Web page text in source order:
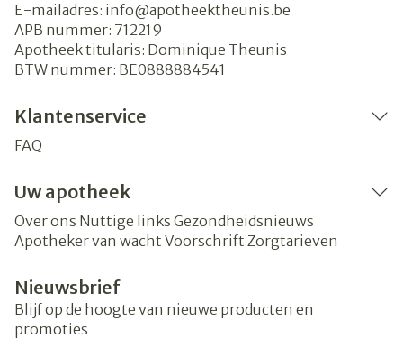
E-mailadres: info@apotheektheunis.be
APB nummer: 712219
Apotheek titularis: Dominique Theunis
BTW nummer: BE0888884541
Klantenservice
FAQ
Uw apotheek
Over ons Nuttige links Gezondheidsnieuws
Apotheker van wacht Voorschrift Zorgtarieven
Nieuwsbrief
Blijf op de hoogte van nieuwe producten en
promoties